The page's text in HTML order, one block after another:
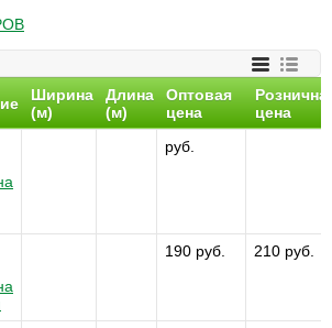
Ширина
(м)
Длина
(м)
Оптовая
цена
цена
руб.
190 руб. 210 руб.